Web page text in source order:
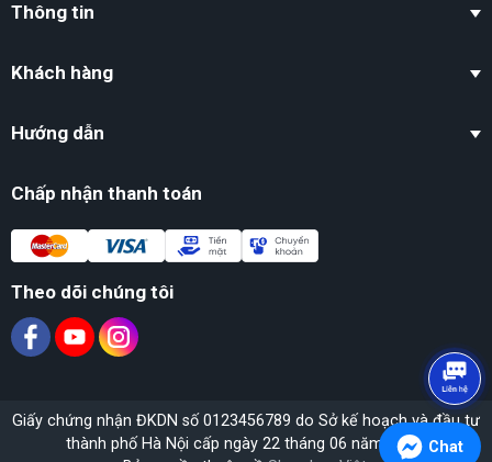
Thông tin
Khách hàng
Hướng dẫn
Chấp nhận thanh toán
Theo dõi chúng tôi
Giấy chứng nhận ĐKDN số 0123456789 do Sở kế hoạch và đầu tư
thành phố Hà Nội cấp ngày 22 tháng 06 năm 2020. Chat